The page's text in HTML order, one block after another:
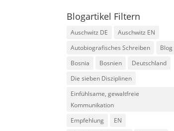
Blogartikel Filtern
Auschwitz DE
Auschwitz EN
Autobiografisches Schreiben
Blog
Bosnia
Bosnien
Deutschland
Die sieben Disziplinen
Einfühlsame, gewaltfreie
Kommunikation
Empfehlung
EN